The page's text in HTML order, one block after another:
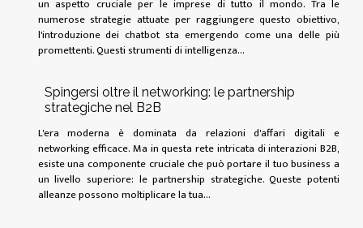
un aspetto cruciale per le imprese di tutto il mondo. Tra le
numerose strategie attuate per raggiungere questo obiettivo,
l'introduzione dei chatbot sta emergendo come una delle più
promettenti. Questi strumenti di intelligenza...
Spingersi oltre il networking: le partnership
strategiche nel B2B
L'era moderna è dominata da relazioni d'affari digitali e
networking efficace. Ma in questa rete intricata di interazioni B2B,
esiste una componente cruciale che può portare il tuo business a
un livello superiore: le partnership strategiche. Queste potenti
alleanze possono moltiplicare la tua...